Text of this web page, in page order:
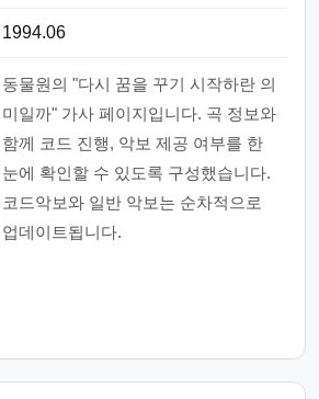
1994.06
동물원의 "다시 꿈을 꾸기 시작하란 의
미일까" 가사 페이지입니다. 곡 정보와
함께 코드 진행, 악보 제공 여부를 한
눈에 확인할 수 있도록 구성했습니다.
코드악보와 일반 악보는 순차적으로
업데이트됩니다.